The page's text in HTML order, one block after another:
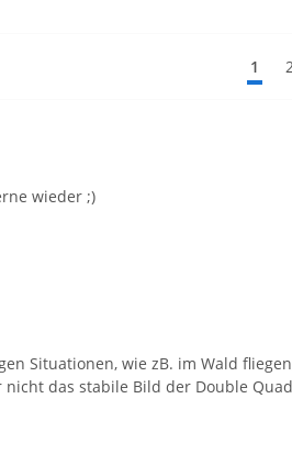
1
wieder ;)
Situationen, wie zB. im Wald
das stabile Bild der Double